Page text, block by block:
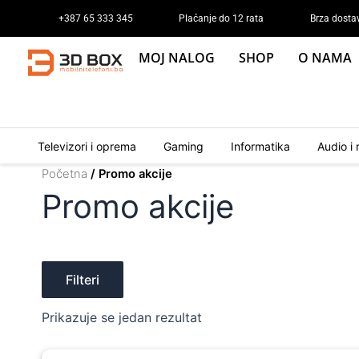
content
+387 65 333 345 Plaćanje do 12 rata Brza
MOJ NALOG SHOP O NAMA
Televizori i oprema Gaming Informatika Audio i
Početna / Promo akcije
Promo akcije
Filteri
Prikazuje se jedan rezultat